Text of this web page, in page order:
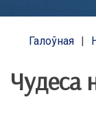
Галоўная
Чудеса